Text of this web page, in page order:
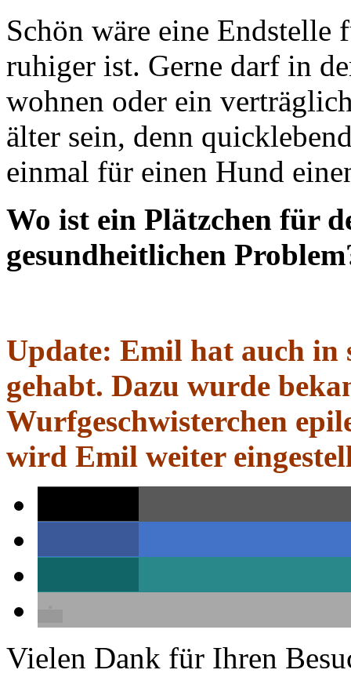
Schön wäre eine
ruhiger ist. Gerne darf in
wohnen oder ein
älter sein, denn
einmal für einen Hund
Wo ist ein Plätzchen für
gesundheitlichen
Update: Emil hat auch in
gehabt. Dazu wurde
Wurfgeschwisterchen
wird Emil weiter
Vielen Dank für Ihren